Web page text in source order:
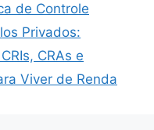
de Controle
Privados:
CRAs e
Viver de Renda